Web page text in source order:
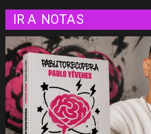
IR A NOTAS